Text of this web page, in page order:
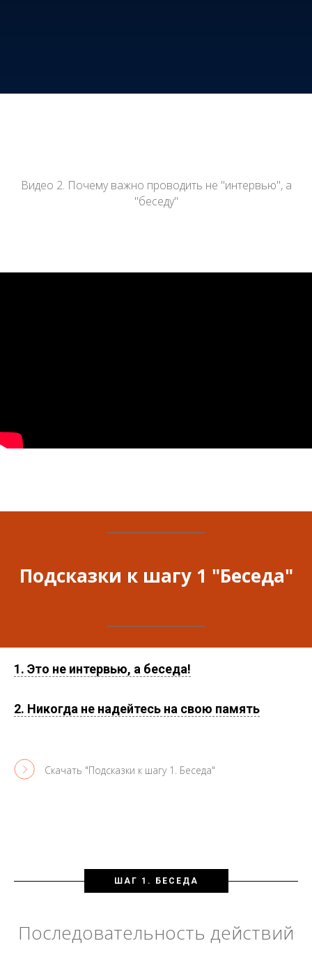
Видео 2. Почему важно проводить не "интервью", а
"беседу"
Подсказки к шагу 1 "Беседа"
1. Это не интервью, а беседа!
2. Никогда не надейтесь на свою память
Скачать "Подсказки к шагу 1. Беседа"
ШАГ 1. БЕСЕДА
Последовательность действий